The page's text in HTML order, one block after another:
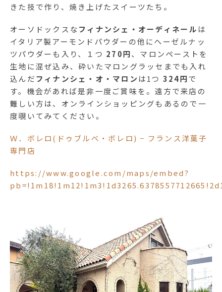
きた技で作り、焼き上げたスイーツたち。
オーソドックスなフィナンシェ・オーディネール は
イタリア製アーモンドパウダーの他にヘーゼルナッ
ツパウダーも入り、１つ 270円、マロンペーストを
生地に混ぜ込み、砕いたマロングラッセまでも入れ
込んだ フィナンシェ・オ・マロン は1つ 324円で
す。機会があれば是非一度ご賞味を。遠方で来店の
難しい方は、オンラインショッピングもあるので一
度覗いてみてください。
Ｗ．ボレロ(ドゥブルベ・ボレロ) − フランス洋菓子
専門店
https://www.google.com/maps/embed?